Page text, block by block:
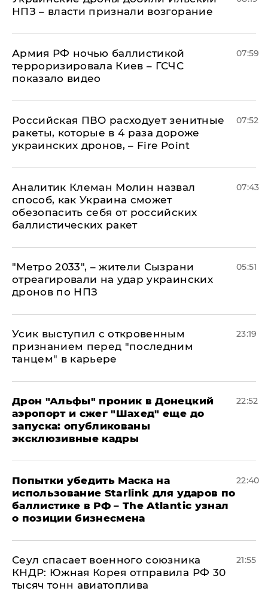
НПЗ – власти признали возгорание
Армия РФ ночью баллистикой
терроризировала Киев – ГСЧС
показало видео
07:59
Российская ПВО расходует зенитные
ракеты, которые в 4 раза дороже
украинских дронов, – Fire Point
07:52
Аналитик Клеман Молин назвал
способ, как Украина сможет
обезопасить себя от российских
баллистических ракет
07:43
"Метро 2033", – жители Сызрани
отреагировали на удар украинских
дронов по НПЗ
05:51
Усик выступил с откровенным
признанием перед "последним
танцем" в карьере
23:19
Дрон "Альфы" проник в Донецкий
аэропорт и сжег "Шахед" еще до
запуска: опубликованы
эксклюзивные кадры
22:52
Попытки убедить Маска на
использование Starlink для ударов по
баллистике в РФ – The Atlantic узнал
о позиции бизнесмена
22:40
​Сеул спасает военного союзника
КНДР: Южная Корея отправила РФ 30
тысяч тонн авиатоплива
21:55